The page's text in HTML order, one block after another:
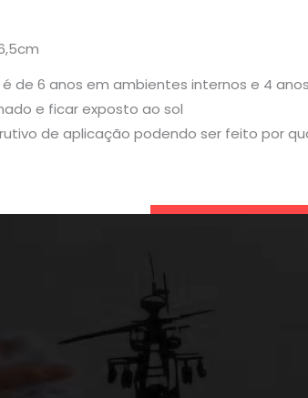
de 6 anos em ambientes internos e 4
e ficar exposto ao sol
de aplicação podendo ser feito por